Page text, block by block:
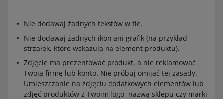
Nie dodawaj żadnych tekstów w tle.
Nie dodawaj żadnych ikon ani grafik (na przykład
strzałek, które wskazują na element produktu).
Zdjęcie ma prezentować produkt, a nie reklamować
Twoją firmę lub konto. Nie próbuj omijać tej zasady.
Umieszczanie na zdjęciu dodatkowych elementów lub
zdjęć produktów z Twoim logo, nazwą sklepu czy marki